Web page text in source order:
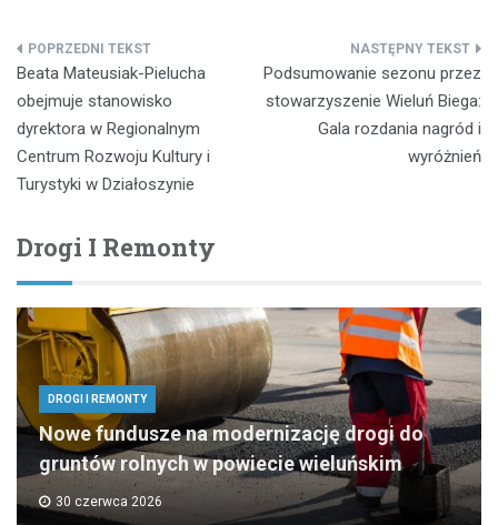
Nawigacja
wpisu
Beata Mateusiak-Pielucha
obejmuje stanowisko
dyrektora w Regionalnym
Centrum Rozwoju Kultury i
Turystyki w Działoszynie
Podsumowanie sezonu przez
stowarzyszenie Wieluń Biega:
Gala rozdania nagród i
wyróżnień
Drogi I Remonty
DROGI I REMONTY
Nowe fundusze na modernizację drogi do
gruntów rolnych w powiecie wieluńskim
30 czerwca 2026